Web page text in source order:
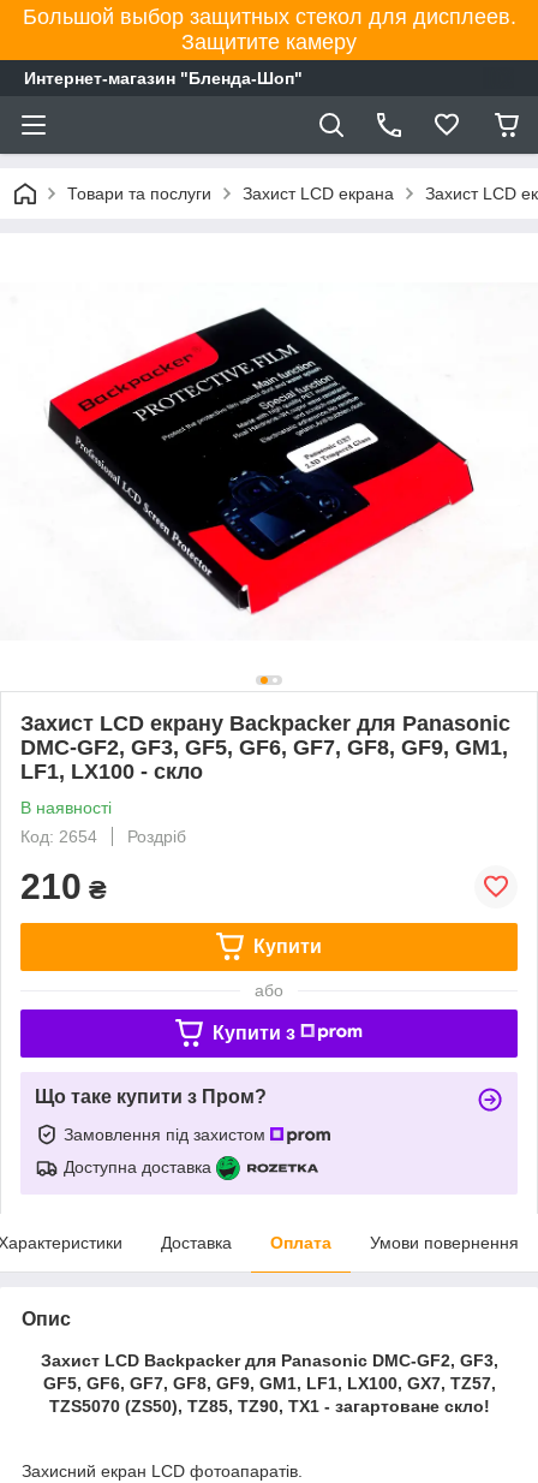
Большой выбор защитных стекол для дисплеев.
Защитите камеру
Интернет-магазин "Бленда-Шоп"
Товари та послуги Захист LCD екрана Захист LCD
Захист LCD екрану Backpacker для Panasonic
DMC-GF2, GF3, GF5, GF6, GF7, GF8, GF9, GM1,
LF1, LX100 - скло
В наявності
Код: 2654
Роздріб
210 ₴
Купити
або
Купити з
Що таке купити з Пром?
Замовлення під захистом
Доступна доставка
Доставка Оплата Умови повернення
Опис
Захист LCD Backpacker для Panasonic DMC-GF2, GF3,
GF5, GF6, GF7, GF8, GF9, GM1, LF1, LX100, GX7, TZ57,
TZS5070 (ZS50), TZ85, TZ90, TX1 - загартоване скло!
Захисний екран LCD фотоапаратів.